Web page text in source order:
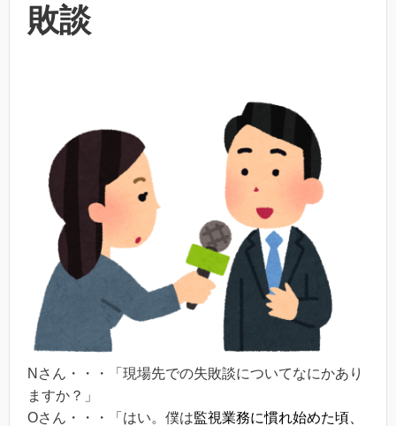
敗談
Nさん・・・「現場先での失敗談についてなにかあり
ますか？」
Oさん・・・「はい。僕は監視業務に慣れ始めた頃、